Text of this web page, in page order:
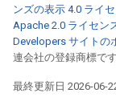
ンズの表示 4.0 ライ
Apache 2.0 ライセン
Developers サイトの
連会社の登録商標です
最終更新日 2026-06-22